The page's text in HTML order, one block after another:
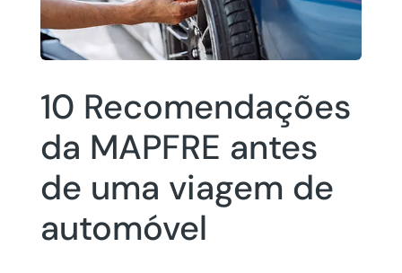
10 Recomendações
da MAPFRE antes
de uma viagem de
automóvel